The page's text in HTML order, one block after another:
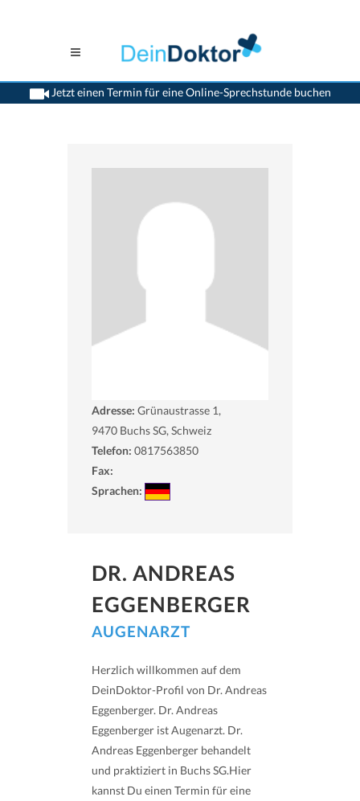
Jetzt einen Termin für eine Online-Sprechstunde buchen
>Augenaerzte>Buchs SG>Dr. Andreas Eggenberger>Termin mit Dr. Andreas
Adresse: Grünaustrasse 1,
9470 Buchs SG, Schweiz
Telefon: 0817563850
Fax:
Sprachen:
DR. ANDREAS
EGGENBERGER
AUGENARZT
Herzlich willkommen auf dem
DeinDoktor-Profil von Dr. Andreas
Eggenberger. Dr. Andreas
Eggenberger ist Augenarzt. Dr.
Andreas Eggenberger behandelt
und praktiziert in Buchs SG.Hier
kannst Du einen Termin für eine